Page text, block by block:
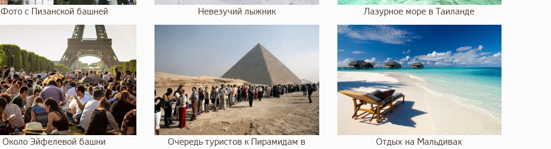
Фото с Пизанской башней Невезучий лыжник Лазурное море в Таиланде
Около Эйфелевой башни
Очередь туристов к Пирамидам в
Отдых на Мальдивах